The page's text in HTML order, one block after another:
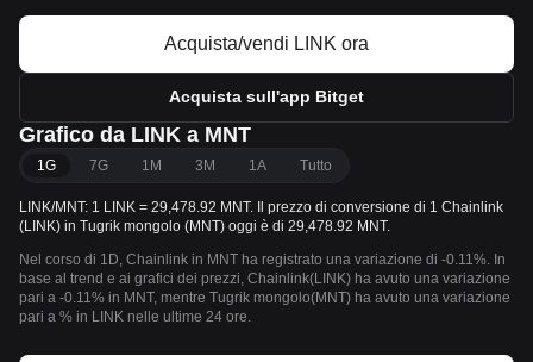
Acquista/vendi LINK ora
Acquista sull'app Bitget
Grafico da LINK a MNT
1G 7G 1M 3M 1A Tutto
LINK/MNT: 1 LINK = 29,478.92 MNT. Il prezzo di conversione di 1 Chainlink
(LINK) in Tugrik mongolo (MNT) oggi è di 29,478.92 MNT.
Nel corso di 1D, Chainlink in MNT ha registrato una variazione di -0.11%. In
base al trend e ai grafici dei prezzi, Chainlink(LINK) ha avuto una variazione
pari a -0.11% in MNT, mentre Tugrik mongolo(MNT) ha avuto una variazione
pari a % in LINK nelle ultime 24 ore.